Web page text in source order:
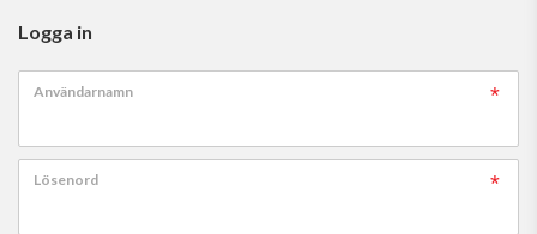
Logga in
Användarnamn
Lösenord